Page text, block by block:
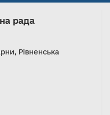
рада
Рівненська